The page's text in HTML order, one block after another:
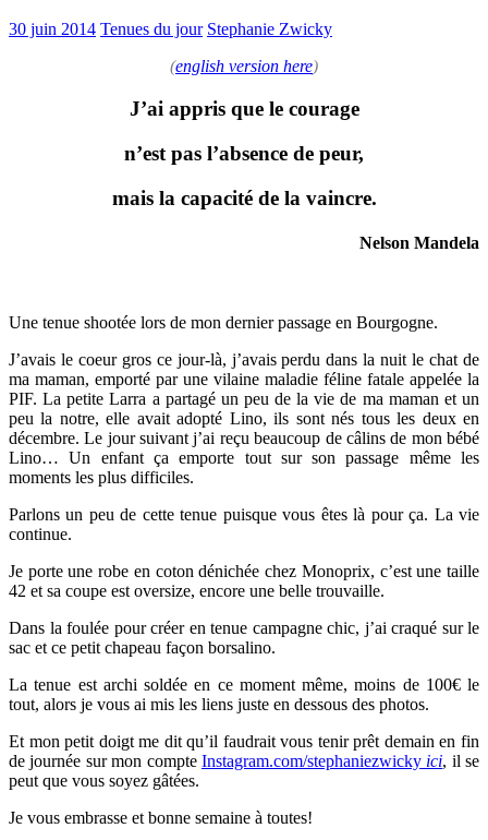
30 juin 2014 Tenues du jour Stephanie Zwicky
(english version here)
J’ai appris que le courage
n’est pas l’absence de peur,
mais la capacité de la vaincre.
Nelson Mandela
Une tenue shootée lors de mon dernier passage en Bourgogne.
J’avais le coeur gros ce jour-là, j’avais perdu dans la nuit le chat de
ma maman, emporté par une vilaine maladie féline fatale appelée la
PIF. La petite Larra a partagé un peu de la vie de ma maman et un
peu la notre, elle avait adopté Lino, ils sont nés tous les deux en
décembre. Le jour suivant j’ai reçu beaucoup de câlins de mon bébé
Lino… Un enfant ça emporte tout sur son passage même les
moments les plus difficiles.
Parlons un peu de cette tenue puisque vous êtes là pour ça. La vie
continue.
Je porte une robe en coton dénichée chez Monoprix, c’est une taille
42 et sa coupe est oversize, encore une belle trouvaille.
Dans la foulée pour créer en tenue campagne chic, j’ai craqué sur le
sac et ce petit chapeau façon borsalino.
La tenue est archi soldée en ce moment même, moins de 100€ le
tout, alors je vous ai mis les liens juste en dessous des photos.
Et mon petit doigt me dit qu’il faudrait vous tenir prêt demain en fin
de journée sur mon compte Instagram.com/stephaniezwickyici, il se
peut que vous soyez gâtées.
Je vous embrasse et bonne semaine à toutes!